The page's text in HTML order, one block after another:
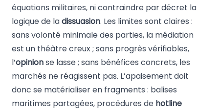
équations militaires, ni contraindre par décret la
logique de ladissuasion. Les limites sont claires :
sans volonté minimale des parties, la médiation
est un théâtre creux ; sans progrès vérifiables,
l’opinionse lasse ; sans bénéfices concrets, les
marchés ne réagissent pas. L’apaisement doit
donc se matérialiser en fragments : balises
maritimes partagées, procédures de hotline